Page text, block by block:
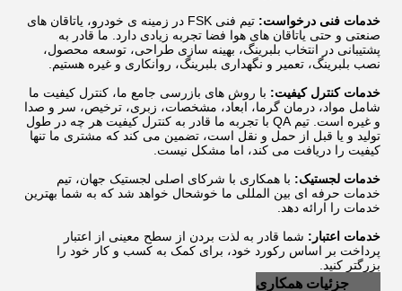
خدمات فنی درخواست:
تیم فنی FSK در زمینه ی خودرو، یاتاقان های
صنعتی و حتی یاتاقان های هوا فضا تجربه زیادی دارد. ما قادر به
پشتیبانی در انتخاب بلبرینگ، بهینه سازی طراحی، توسعه محصول،
نصب بلبرینگ، تعمیر و نگهداری بلبرینگ، روانکاری و غیره هستیم.
خدمات کنترل کیفیت: با روش های بازرسی جامع ما، کنترل کیفیت ما
شامل مواد، درمان گرما، ابعاد، مشخصات، زبری، ترخیص، سر و صدا
و غیره است. تیم QA با تجربه ما قادر به کنترل کیفیت هر چه در طول
تولید و یا قبل از حمل و نقل است، تضمین می کند که مشتری ما تنها
کیفیت را دریافت می کند، اما مشکل نیست.
خدمات لجستیک: با همکاری با شرکای اصلی لجستیک جهان، تیم
خدمات حرفه ای بین المللی ما خوشحال خواهد شد که به شما بهترین
خدمات را ارائه دهد.
خدمات اعتبار: شما قادر به لذت بردن از سطح معینی از اعتبار
پرداخت بر اساس رکورد خود، برای کمک به کسب و کار خود را
بزرگتر کنید.